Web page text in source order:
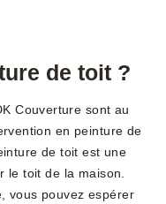
de toit ?
Couverture sont au
en peinture de
de toit est une
le toit de la maison.
vous pouvez espérer